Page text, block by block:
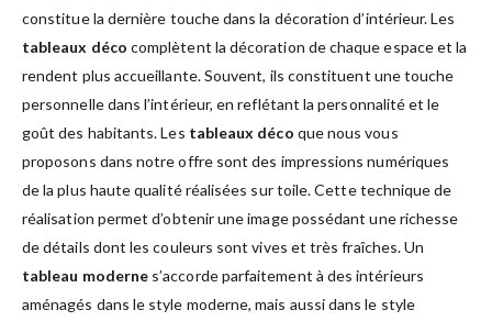
constitue la dernière touche dans la décoration d’intérieur. Les
tableaux déco complètent la décoration de chaque espace et la
rendent plus accueillante. Souvent, ils constituent une touche
personnelle dans l’intérieur, en reflétant la personnalité et le
goût des habitants. Les tableaux déco que nous vous
proposons dans notre offre sont des impressions numériques
de la plus haute qualité réalisées sur toile. Cette technique de
réalisation permet d’obtenir une image possédant une richesse
de détails dont les couleurs sont vives et très fraîches. Un
tableau moderne s’accorde parfaitement à des intérieurs
aménagés dans le style moderne, mais aussi dans le style